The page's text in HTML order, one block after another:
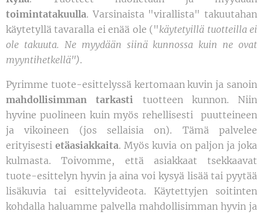
toimintatakuulla. Varsinaista "virallista" takuutahan
käytetyllä tavaralla ei enää ole ("käytetyillä tuotteilla ei
ole takuuta. Ne myydään siinä kunnossa kuin ne ovat
myyntihetkellä").
Pyrimme tuote-esittelyssä kertomaan kuvin ja sanoin
mahdollisimman tarkasti tuotteen kunnon. Niin
hyvine puolineen kuin myös rehellisesti puutteineen
ja vikoineen (jos sellaisia on). Tämä palvelee
erityisestietäasiakkaita. Myös kuvia on paljon ja joka
kulmasta. Toivomme, että asiakkaat tsekkaavat
tuote-esittelyn hyvin ja aina voi kysyä lisää tai pyytää
lisäkuvia tai esittelyvideota. Käytettyjen soitinten
kohdalla haluamme palvella mahdollisimman hyvin ja